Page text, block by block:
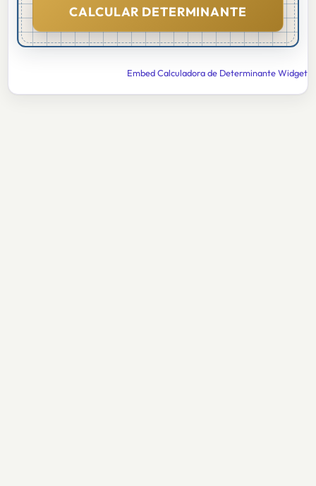
CALCULAR DETERMINANTE
Embed Calculadora de Determinante Widget